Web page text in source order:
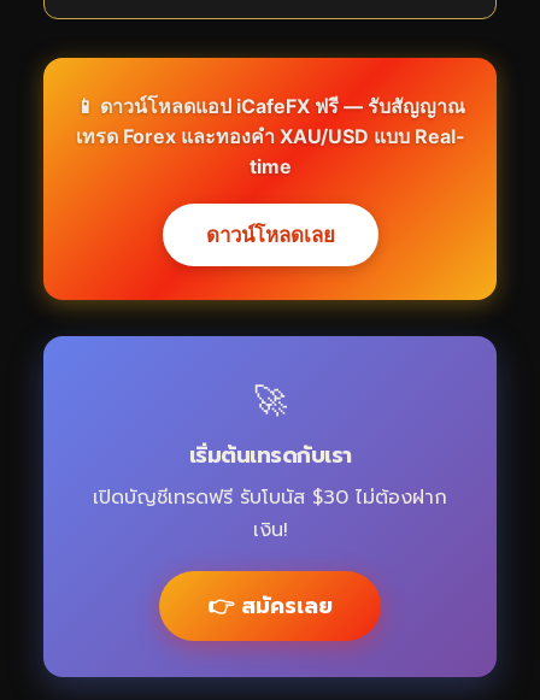
📱 ดาวน์โหลดแอป iCafeFX ฟรี — รับสัญญาณ
เทรด Forex และทองคำ XAU/USD แบบ Real-
time
ดาวน์โหลดเลย
🚀
เริ่มต้นเทรดกับเรา
เปิดบัญชีเทรดฟรี รับโบนัส $30 ไม่ต้องฝาก
เงิน!
👉 สมัครเลย